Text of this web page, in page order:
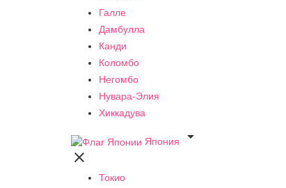
Галле
Дамбулла
Канди
Коломбо
Негомбо
Нувара-Элия
Хиккадува
Япония


Токио